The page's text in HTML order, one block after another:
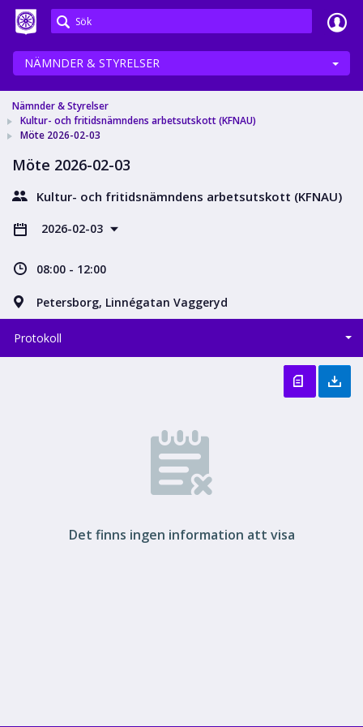
Meetings+
NÄMNDER & STYRELSER
Nämnder & Styrelser
Kultur- och fritidsnämndens arbetsutskott (KFNAU)
Möte 2026-02-03
Möte 2026-02-03
Kultur- och fritidsnämndens arbetsutskott (KFNAU)
2026-02-03
08:00 - 12:00
Petersborg, Linnégatan Vaggeryd
Protokoll
Det finns ingen information att visa